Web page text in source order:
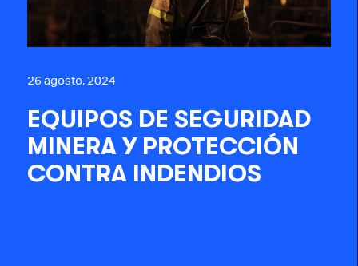
26 agosto, 2024
EQUIPOS DE SEGURIDAD
MINERA Y PROTECCIÓN
CONTRA INDENDIOS